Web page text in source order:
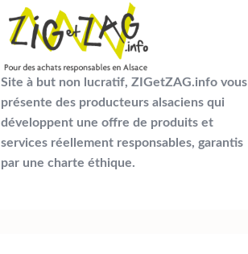
Site à but non lucratif, ZIGetZAG.info vous
présente des producteurs alsaciens qui
développent une offre de produits et
services réellement responsables, garantis
par une charte éthique.